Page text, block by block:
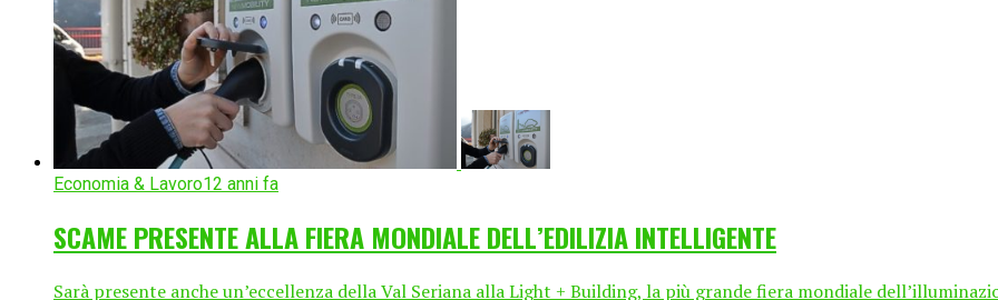
Economia & Lavoro12 anni fa
SCAME PRESENTE ALLA FIERA MONDIALE DELL’EDILIZIA INTELLIGENTE
Sarà presente anche un’eccellenza della Val Seriana alla Light + Building, la più grande fiera mondiale